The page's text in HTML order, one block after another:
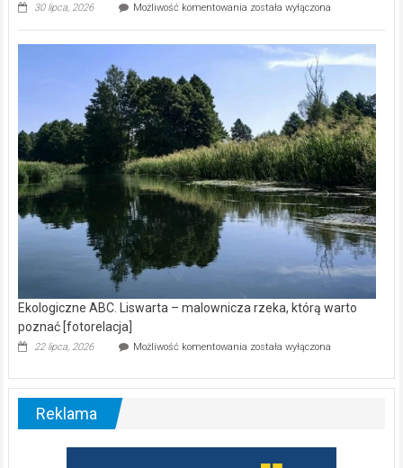
30 lipca, 2026 Możliwość komentowania Ekologiczne
kamerą
wśród
została wyłączona
Ekologiczne ABC. Liswarta – malownicza rzeka, którą warto
poznać [fotorelacja]
22 lipca, 2026 Możliwość komentowania Ekologiczne
–
warto
poznać
została wyłączona
Reklama